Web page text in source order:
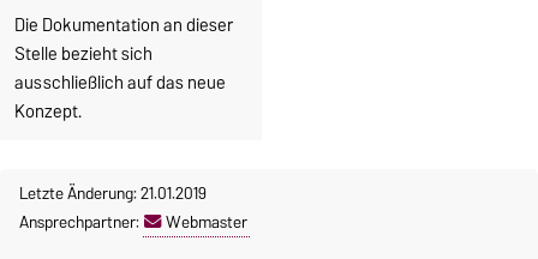
Die Dokumentation an dieser
Stelle bezieht sich
ausschließlich auf das neue
Konzept.
Letzte Änderung: 21.01.2019
Ansprechpartner:
Webmaster